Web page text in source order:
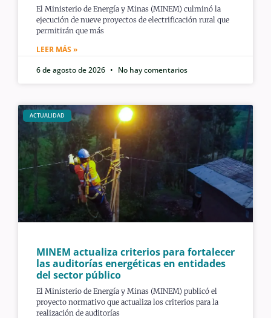
El Ministerio de Energía y Minas (MINEM) culminó la
ejecución de nueve proyectos de electrificación rural que
permitirán que más
LEER MÁS »
6 de agosto de 2026
No hay comentarios
ACTUALIDAD
MINEM actualiza criterios para fortalecer
las auditorías energéticas en entidades
del sector público
El Ministerio de Energía y Minas (MINEM) publicó el
proyecto normativo que actualiza los criterios para la
realización de auditorías